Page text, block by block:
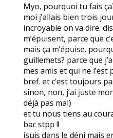
Myo, pourquoi tu fais
moi j’allais bien trois
incroyable on va dire.
m’épuisent, parce que
mais ça m’épuise.
guillemets? parce que
mes amis et qui ne l’est
bref. et c’est toujours
sinon, non, j’ai juste
déjà pas mal)
et tu nous tiens au
bac stpp !!
jsuis dans le déni mais